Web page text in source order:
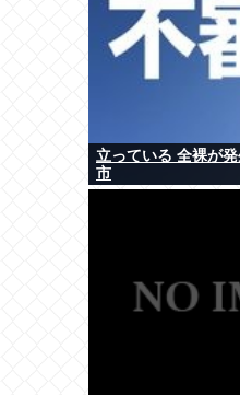
立っている 全裸が
市